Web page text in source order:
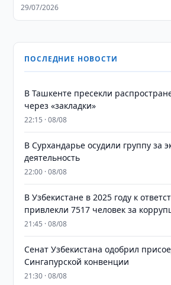
29/07/2026
ПОСЛЕДНИЕ НОВОСТИ
В Ташкенте пресекли
через «закладки»
22:15 · 08/08
В Сурхандарье осудили группу за
деятельность
22:00 · 08/08
В Узбекистане в 2025 году к
привлекли 7517 человек за
21:45 · 08/08
Сенат Узбекистана одобрил
Сингапурской конвенции
21:30 · 08/08